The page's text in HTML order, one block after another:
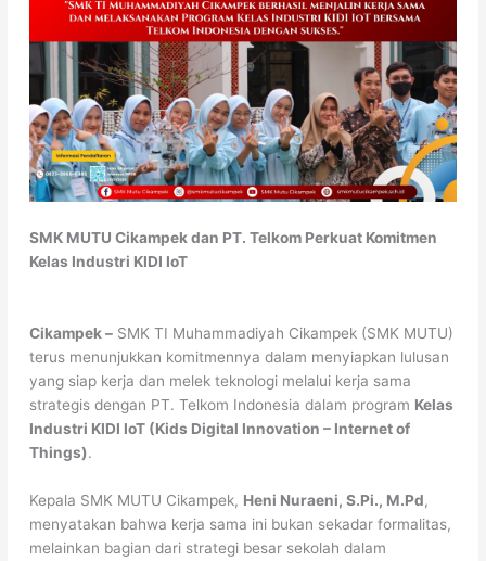
SMK MUTU Cikampek dan PT. Telkom Perkuat Komitmen
Kelas Industri KIDI IoT
Cikampek – SMK TI Muhammadiyah Cikampek (SMK MUTU)
terus menunjukkan komitmennya dalam menyiapkan lulusan
yang siap kerja dan melek teknologi melalui kerja sama
strategis dengan PT. Telkom Indonesia dalam program Kelas
Industri KIDI IoT (Kids Digital Innovation – Internet of
Things).
Kepala SMK MUTU Cikampek, Heni Nuraeni, S.Pi., M.Pd,
menyatakan bahwa kerja sama ini bukan sekadar formalitas,
melainkan bagian dari strategi besar sekolah dalam